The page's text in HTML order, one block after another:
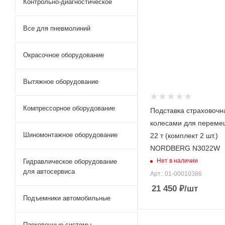
Подставка
колесами для
22 т (комплект 2 шт.)
NORDBERG N3022W
Нет в наличии
Арт.: 01-00010386
21 450 ₽/шт
Контрольно-диагностическое
Все для пневмолиний
Окрасочное оборудование
Вытяжное оборудование
Компрессорное оборудование
Шиномонтажное оборудование
Гидравлическое оборудование
для автосервиса
Подъемники автомобильные